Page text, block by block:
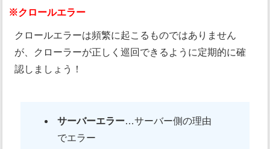
※クロールエラー
クロールエラーは頻繁に起こるものではありません
が、クローラーが正しく巡回できるように定期的に確
認しましょう！
サーバーエラー…サーバー側の理由
でエラー